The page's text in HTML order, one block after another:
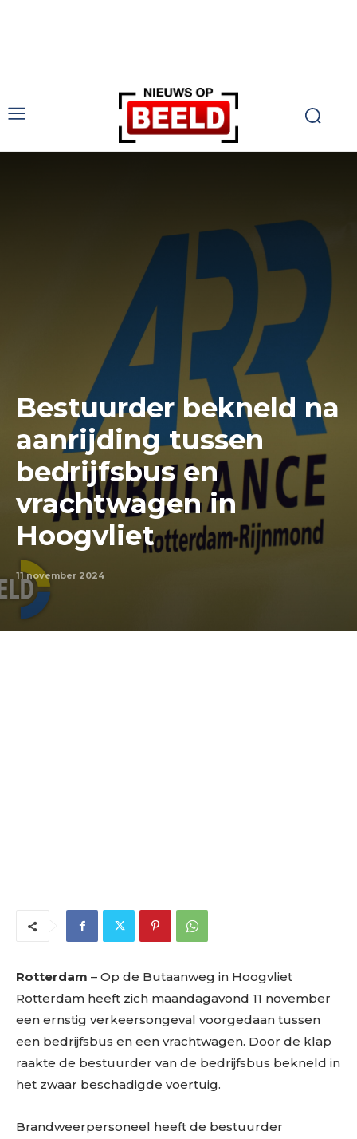
Bestuurder bekneld na
aanrijding tussen
bedrijfsbus en
vrachtwagen in
Hoogvliet
11 november 2024
Rotterdam – Op de Butaanweg in Hoogvliet
Rotterdam heeft zich maandagavond 11 november
een ernstig verkeersongeval voorgedaan tussen
een bedrijfsbus en een vrachtwagen. Door de klap
raakte de bestuurder van de bedrijfsbus bekneld in
het zwaar beschadigde voertuig.
Brandweerpersoneel heeft de bestuurder